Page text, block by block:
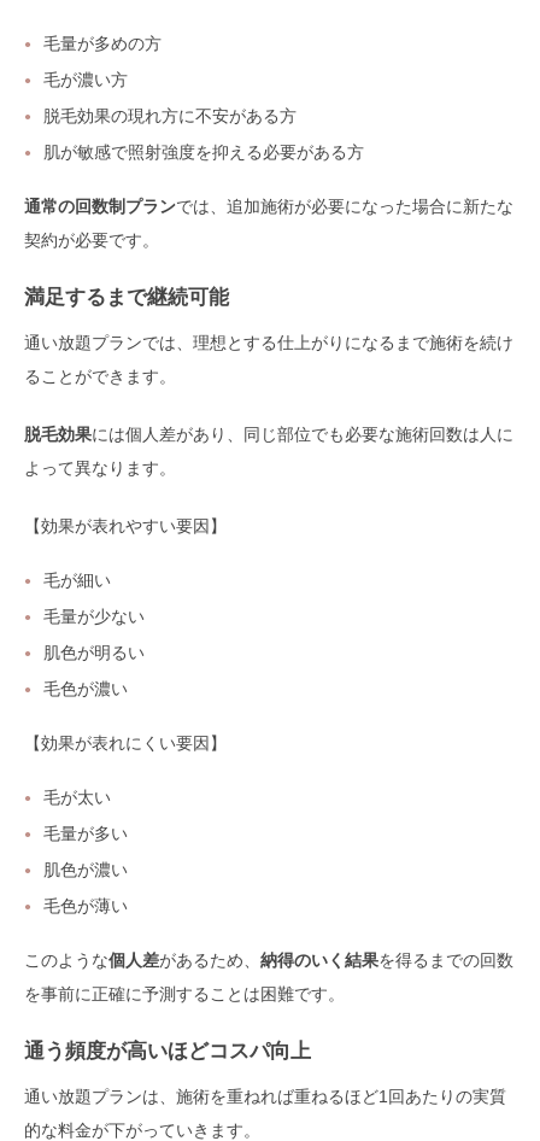
毛量が多めの方
毛が濃い方
脱毛効果の現れ方に不安がある方
肌が敏感で照射強度を抑える必要がある方
通常の回数制プランでは、追加施術が必要になった場合に新たな
契約が必要です。
満足するまで継続可能
通い放題プランでは、理想とする仕上がりになるまで施術を続け
ることができます。
脱毛効果には個人差があり、同じ部位でも必要な施術回数は人に
よって異なります。
【効果が表れやすい要因】
毛が細い
毛量が少ない
肌色が明るい
毛色が濃い
【効果が表れにくい要因】
毛が太い
毛量が多い
肌色が濃い
毛色が薄い
このような個人差があるため、 納得のいく結果を得るまでの回数
を事前に正確に予測することは困難です。
通う頻度が高いほどコスパ向上
通い放題プランは、施術を重ねれば重ねるほど1回あたりの実質
的な料金が下がっていきます。